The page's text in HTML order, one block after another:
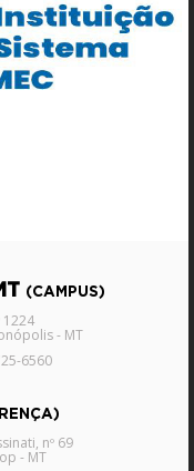
(CAMPUS)
1224
- MT
6560
nº 69
- MT